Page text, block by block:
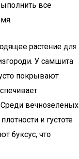
все
растение для
У самшита
покрывают
Среди вечнозеленых
и густоте
буксус, что